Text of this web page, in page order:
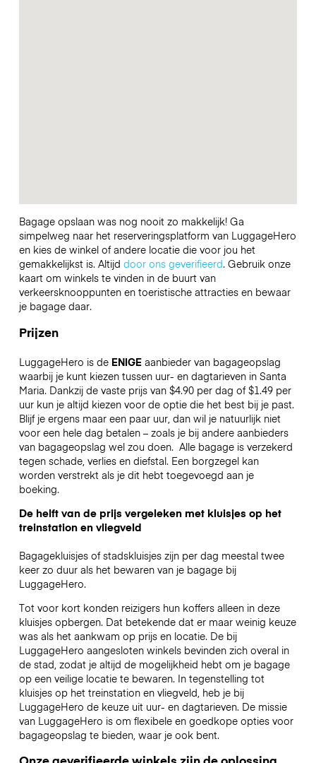
Bagage opslaan was nog nooit zo makkelijk! Ga
simpelweg naar het reserveringsplatform van LuggageHero
en kies de winkel of andere locatie die voor jou het
gemakkelijkst is. Altijd door ons geverifieerd. Gebruik onze
kaart om winkels te vinden in de buurt van
verkeersknooppunten en toeristische attracties en bewaar
je bagage daar.
Prijzen
LuggageHero is de ENIGEaanbieder van bagageopslag
waarbij je kunt kiezen tussen uur- en dagtarieven in Santa
Maria. Dankzij de vaste prijs van $4.90 per dag of $1.49 per
uur kun je altijd kiezen voor de optie die het best bij je past.
Blijf je ergens maar een paar uur, dan wil je natuurlijk niet
voor een hele dag betalen – zoals je bij andere aanbieders
van bagageopslag wel zou doen. Alle bagage is verzekerd
tegen schade, verlies en diefstal. Een borgzegel kan
worden verstrekt als je dit hebt toegevoegd aan je
boeking.
De helft van de prijs vergeleken met kluisjes op het
treinstation en vliegveld
Bagagekluisjes of stadskluisjes zijn per dag meestal twee
keer zo duur als het bewaren van je bagage bij
LuggageHero.
Tot voor kort konden reizigers hun koffers alleen in deze
kluisjes opbergen. Dat betekende dat er maar weinig keuze
was als het aankwam op prijs en locatie. De bij
LuggageHero aangesloten winkels bevinden zich overal in
de stad, zodat je altijd de mogelijkheid hebt om je bagage
op een veilige locatie te bewaren. In tegenstelling tot
kluisjes op het treinstation en vliegveld, heb je bij
LuggageHero de keuze uit uur- en dagtarieven. De missie
van LuggageHero is om flexibele en goedkope opties voor
bagageopslag te bieden, waar je ook bent.